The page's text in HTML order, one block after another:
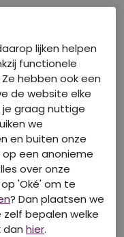
lijken helpen
functionele
hebben ook een
de website elke
graag nuttige
we
en buiten onze
een anonieme
over onze
'Oké' om te
? Dan plaatsen we
zelf bepalen welke
dan hier.